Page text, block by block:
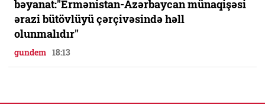
bəyanat:"Ermənistan-Azərbaycan münaqişəsi
ərazi bütövlüyü çərçivəsində həll
olunmalıdır"
gundem 18:13